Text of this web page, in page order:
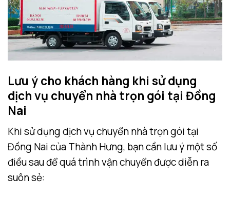
Lưu ý cho khách hàng khi sử dụng
dịch vụ chuyển nhà trọn gói tại Đồng
Nai
Khi sử dụng dịch vụ chuyển nhà trọn gói tại
Đồng Nai của Thành Hưng, bạn cần lưu ý một số
điều sau để quá trình vận chuyển được diễn ra
suôn sẻ: